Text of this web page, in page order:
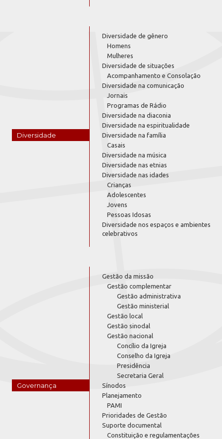
Diversidade
Diversidade de gênero
Homens
Mulheres
Diversidade de situações
Acompanhamento e Consolação
Diversidade na comunicação
Jornais
Programas de Rádio
Diversidade na diaconia
Diversidade na espiritualidade
Diversidade na família
Casais
Diversidade na música
Diversidade nas etnias
Diversidade nas idades
Crianças
Adolescentes
Jovens
Pessoas Idosas
Diversidade nos espaços e ambientes
celebrativos
Governança
Gestão da missão
Gestão complementar
Gestão administrativa
Gestão ministerial
Gestão local
Gestão sinodal
Gestão nacional
Concílio da Igreja
Conselho da Igreja
Presidência
Secretaria Geral
Sínodos
Planejamento
PAMI
Prioridades de Gestão
Suporte documental
Constituição e regulamentações